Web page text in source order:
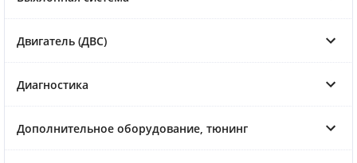
Двигатель (ДВС)
Диагностика
Дополнительное оборудование, тюнинг